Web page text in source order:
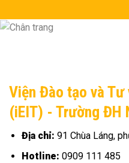
Viện Đào tạo và Tư
(iEIT) - Trường ĐH
Địa chỉ: 91 Chùa Láng,
Hotline: 0909 111 485